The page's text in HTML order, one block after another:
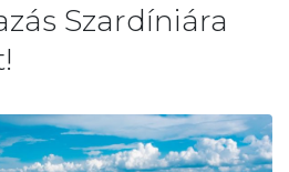
Szardíniára